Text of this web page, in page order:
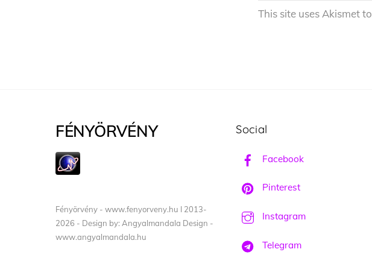
This site uses Akismet
FÉNYÖRVÉNY
Fényörvény - www.fenyorveny.hu I 2013-
2026 - Design by: Angyalmandala Design -
www.angyalmandala.hu
Social
Facebook
Pinterest
Instagram
Telegram